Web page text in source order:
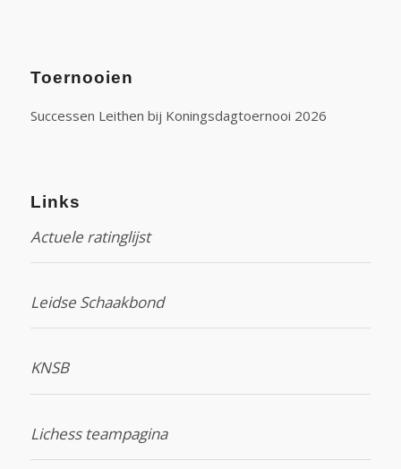
Toernooien
Successen Leithen bij Koningsdagtoernooi 2026
Links
Actuele ratinglijst
Leidse Schaakbond
KNSB
Lichess teampagina